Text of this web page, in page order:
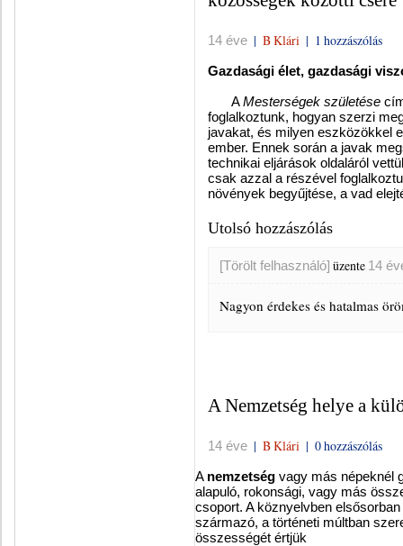
14 éve | B Klári | 1 hozzászólás
Gazdasági élet, gazdasági
AMesterségek születése
foglalkoztunk, hogyan szerzi
javakat, és milyen eszközökkel
ember. Ennek során a javak
technikai eljárások oldaláról
csak azzal a részével
növények begyűjtése, a vad
Utolsó hozzászólás
[Törölt felhasználó] üzente 14
Nagyon érdekes és hatalmas
A Nemzetség helye a
14 éve | B Klári | 0 hozzászólás
A nemzetség vagy más népeknél
alapuló, rokonsági, vagy más
csoport. A köznyelvben
származó, a történeti múltban
összességét értjük